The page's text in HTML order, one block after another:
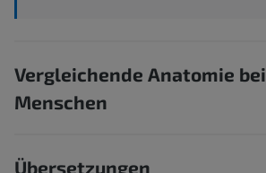
Vergleichende Anatomie bei
Menschen
Übersetzungen